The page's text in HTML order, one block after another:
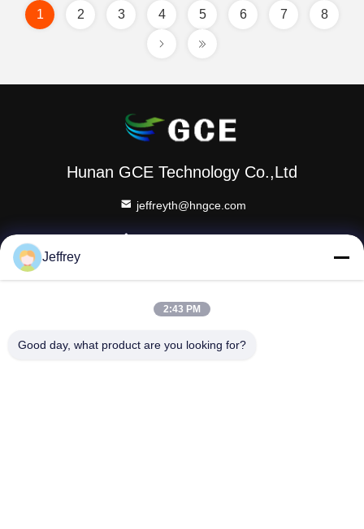
1 2 3 4 5 6 7 8
Hunan GCE Technology Co.,Ltd
jeffreyth@hngce.com
0086-731-86187065
Jeffrey
2:43 PM
Good day, what product are you looking for?